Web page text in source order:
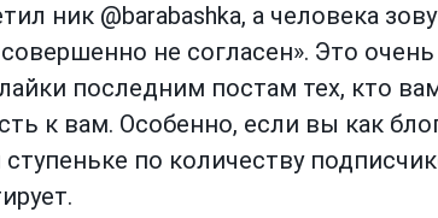
ник @barabashka, а человека
не согласен». Это очень
последним постам тех, кто
к вам. Особенно, если вы как
по количеству